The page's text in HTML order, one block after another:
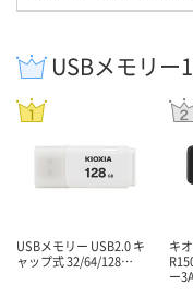
USBメモリー
USBメモリー USB2.0 キ
ャップ式 32/64/128…
キ
ー